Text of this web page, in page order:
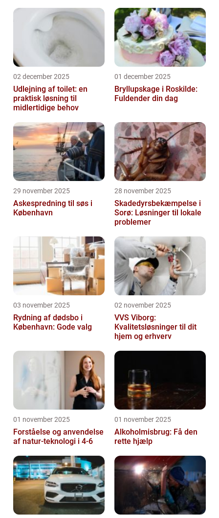
02 december 2025
Udlejning af toilet: en
praktisk løsning til
midlertidige behov
01 december 2025
Bryllupskage i Roskilde:
Fuldender din dag
29 november 2025
Askespredning til søs i
København
28 november 2025
Skadedyrsbekæmpelse i
Sorø: Løsninger til lokale
problemer
03 november 2025
Rydning af dødsbo i
København: Gode valg
02 november 2025
VVS Viborg:
Kvalitetsløsninger til dit
hjem og erhverv
01 november 2025
Forståelse og anvendelse
af natur-teknologi i 4-6
01 november 2025
Alkoholmisbrug: Få den
rette hjælp